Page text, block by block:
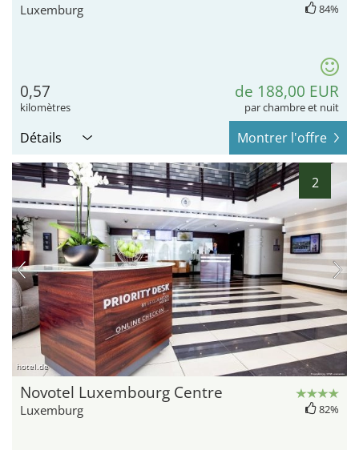
Luxemburg 84%
0,57
kilomètres
de 188,00 EUR
par chambre et nuit
Détails Montrer l'offre
2
hotel.de
Novotel Luxembourg Centre
Luxemburg 82%